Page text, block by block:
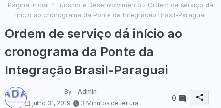
Página inicial Turismo e Desenvolvimento
Ordem de serviço dá
início ao cronograma da Ponte da Integração Brasil-Paraguai
Ordem de serviço dá início ao
cronograma da Ponte da
Integração Brasil-Paraguai
By - Admin
julho 31, 2019
3 Minutos de leitura
0